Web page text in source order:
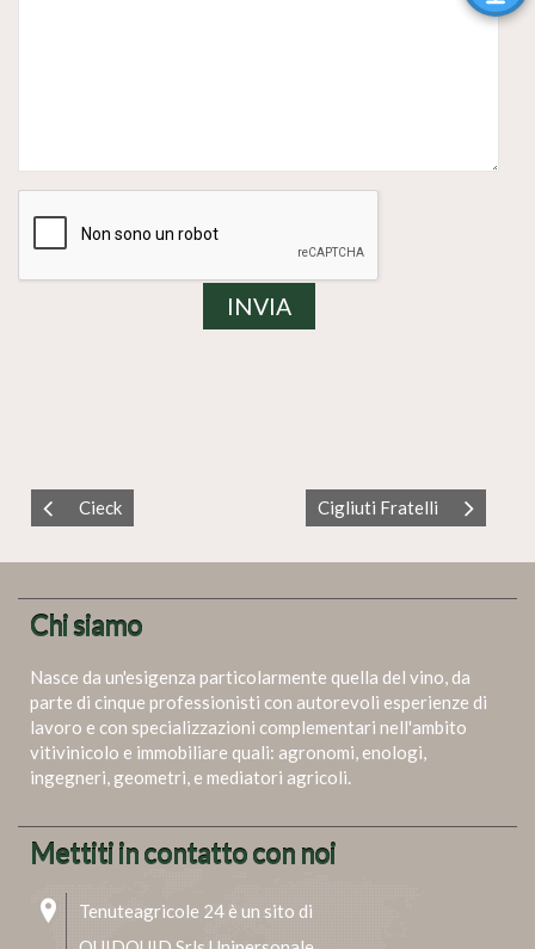
Cieck Cigliuti Fratelli
Chi siamo
Nasce da un'esigenza particolarmente quella del vino, da
parte di cinque professionisti con autorevoli esperienze di
lavoro e con specializzazioni complementari nell'ambito
vitivinicolo e immobiliare quali: agronomi, enologi,
ingegneri, geometri, e mediatori agricoli.
Mettiti in contatto con noi
Tenuteagricole 24 è un sito di